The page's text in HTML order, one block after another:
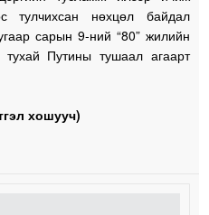
тулчихсан нөхцөл байдал
сарын 9-ний “80” жилийн
Путины тушаал агаарт
хошууч)